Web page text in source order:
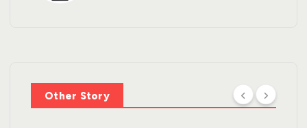
Other Story
волос
против
DewalЩетк